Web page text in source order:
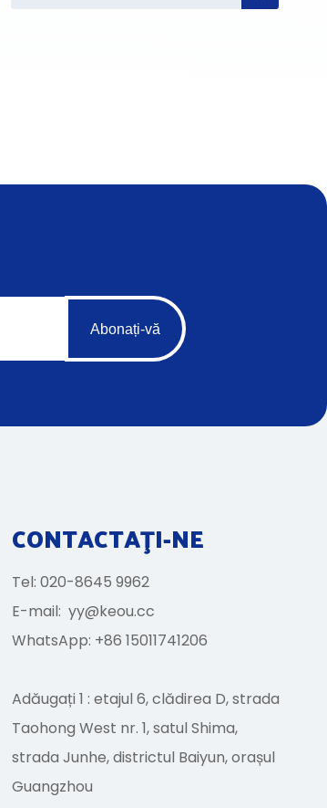
Abonați-vă
CONTACTAŢI-NE
Tel: 020-8645 9962
E-mail: yy@keou.cc
WhatsApp: +86 15011741206
Adăugați 1 : etajul 6, clădirea D, strada
Taohong West nr. 1, satul Shima,
strada Junhe, districtul Baiyun, orașul
Guangzhou